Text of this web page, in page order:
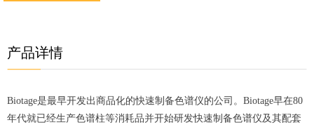
Biotage是最早开发出商品化的快速制备色谱仪的公司。Biotage早在80
年代就已经生产色谱柱等消耗品并开始研发快速制备色谱仪及其配套
产品详情